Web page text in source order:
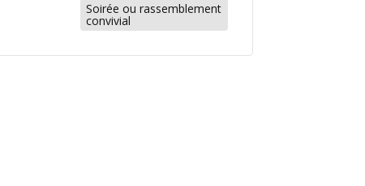
Soirée ou rassemblement
convivial